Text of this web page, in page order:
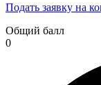
Подать заявку на
Общий балл
0